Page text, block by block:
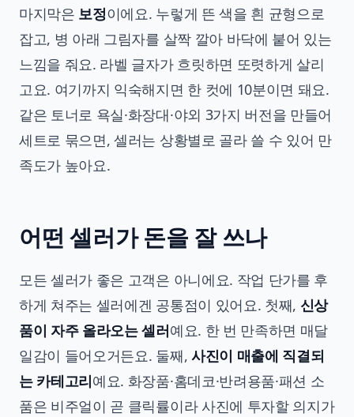
마지막은 보정이에요. 누렇게 뜬 색을 흰 균형으로
잡고, 병 아래 그림자를 살짝 깔아 바닥에 붙어 있는
느낌을 줘요. 라벨 글자가 흐릿하면 또렷하게 살리
고요. 여기까지 익숙해지면 한 컷에 10분이면 돼요.
같은 토너로 욕실·화장대·야외 3가지 버전을 만들어
세트로 묶으면, 셀러는 상황별로 골라 쓸 수 있어 만
족도가 높아요.
어떤 셀러가 돈을 잘 쓰나
모든 셀러가 좋은 고객은 아니에요. 작업 단가를 후
하게 쳐주는 셀러에겐 공통점이 있어요. 첫째, 신상
품이 자주 올라오는 셀러예요. 한 번 만족하면 매달
일감이 들어오거든요. 둘째, 사진이 매출에 직결되
는 카테고리예요. 화장품·홈데코·반려용품·패션 소
품은 비주얼이 곧 클릭률이라 사진에 투자할 의지가